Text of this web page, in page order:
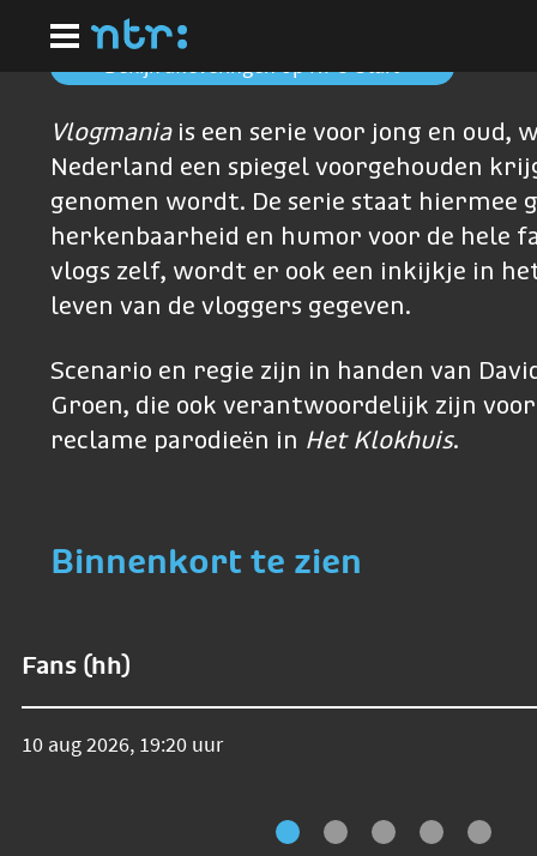
hoofdinhoud
Bekijk afleveringen op NPO Start
Vlogmaniais een serie voor jong en oud,
Nederland een spiegel voorgehouden
genomen wordt. De serie staat hiermee
herkenbaarheid en humor voor de hele
vlogs zelf, wordt er ook een inkijkje in
leven van de vloggers gegeven.
Scenario en regie zijn in handen van
Groen, die ook verantwoordelijk zijn
reclame parodieën in Het Klokhuis.
Binnenkort te zien
Fans (hh)
10 aug 2026, 19:20 uur